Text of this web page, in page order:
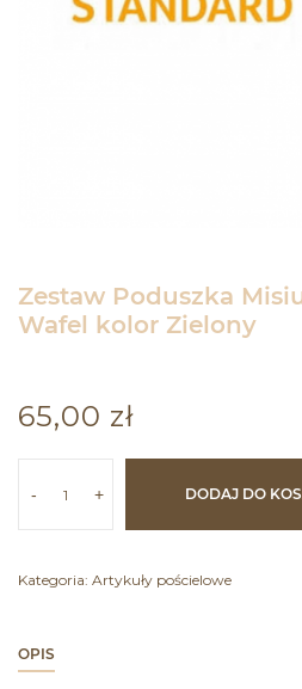
Zestaw Poduszka
Wafel kolor Zielony
65,00 zł
- + DODAJ DO
Kategoria: Artykuły pościelowe
OPIS